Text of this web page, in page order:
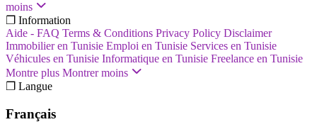
moins
❐ Information
Aide - FAQ Terms & Conditions Privacy Policy Disclaimer
Immobilier en Tunisie Emploi en Tunisie Services en Tunisie
Véhicules en Tunisie Informatique en Tunisie Freelance en Tunisie
Montre plus Montrer moins
❐ Langue
Français